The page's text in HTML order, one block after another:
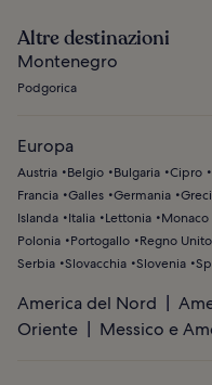
Altre destinazioni
Montenegro
Podgorica
Europa
Austria Belgio Bulgaria Cipro
Francia Galles Germania
Islanda
Italia Lettonia Monaco
Polonia
Portogallo Regno Unito
Serbia Slovacchia Slovenia
America del Nord
Oriente
Messico e